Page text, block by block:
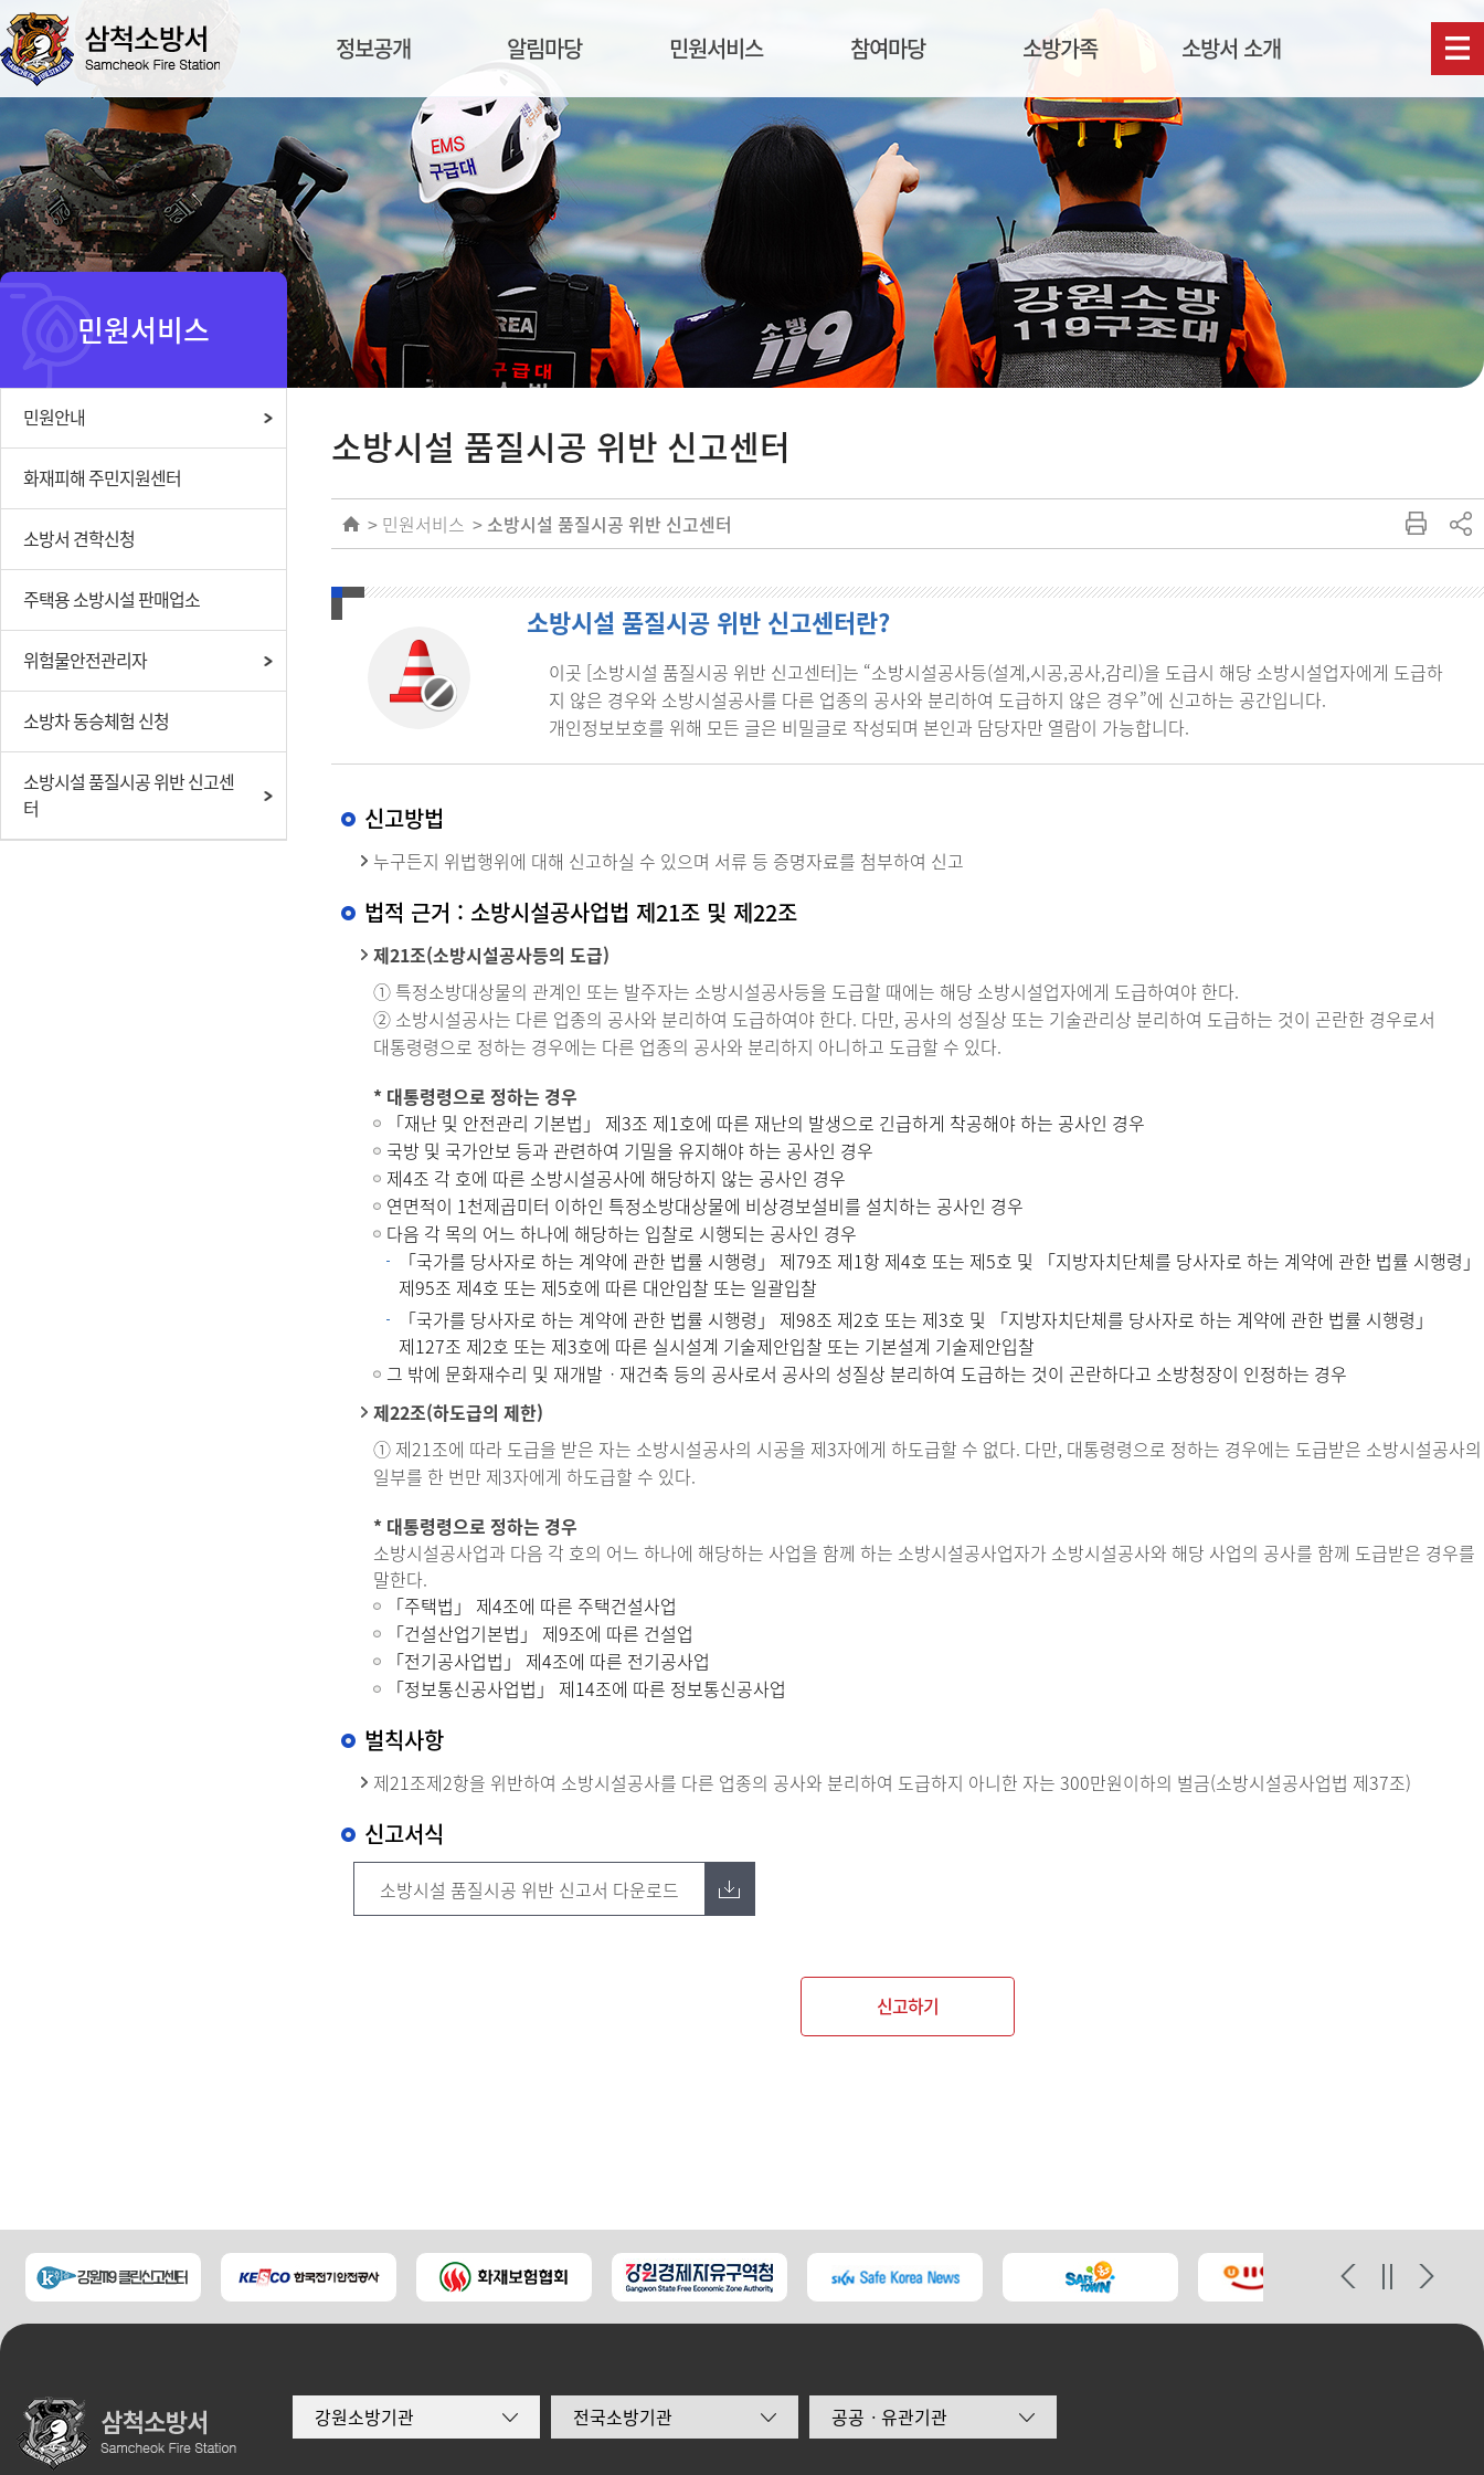
정보공개 알림마당 민원서비스 참여마당 소방가족 소방서 소개
민원서비스
민원안내
화재피해 주민지원센터
소방서 견학신청
주택용 소방시설 판매업소
위험물안전관리자
소방차 동승체험 신청
소방시설 품질시공 위반 신고센
터
소방시설 품질시공 위반 신고센터
민원서비스 소방시설 품질시공 위반 신고센터
소방시설 품질시공 위반 신고센터란?
이곳 [소방시설 품질시공 위반 신고센터]는 “소방시설공사등(설계,시공,공사,감리)을 도급시 해당 소방시설업자에게 도급하
지 않은 경우와 소방시설공사를 다른 업종의 공사와 분리하여 도급하지 않은 경우”에 신고하는 공간입니다.
개인정보보호를 위해 모든 글은 비밀글로 작성되며 본인과 담당자만 열람이 가능합니다.
신고방법
누구든지 위법행위에 대해 신고하실 수 있으며 서류 등 증명자료를 첨부하여 신고
법적 근거 : 소방시설공사업법 제21조 및 제22조
제21조(소방시설공사등의 도급)
① 특정소방대상물의 관계인 또는 발주자는 소방시설공사등을 도급할 때에는 해당 소방시설업자에게 도급하여야 한다.
② 소방시설공사는 다른 업종의 공사와 분리하여 도급하여야 한다. 다만, 공사의 성질상 또는 기술관리상 분리하여 도급하는 것이 곤란한 경우로서
대통령령으로 정하는 경우에는 다른 업종의 공사와 분리하지 아니하고 도급할 수 있다.
* 대통령령으로 정하는 경우
「재난 및 안전관리 기본법」 제3조 제1호에 따른 재난의 발생으로 긴급하게 착공해야 하는 공사인 경우
국방 및 국가안보 등과 관련하여 기밀을 유지해야 하는 공사인 경우
제4조 각 호에 따른 소방시설공사에 해당하지 않는 공사인 경우
연면적이 1천제곱미터 이하인 특정소방대상물에 비상경보설비를 설치하는 공사인 경우
다음 각 목의 어느 하나에 해당하는 입찰로 시행되는 공사인 경우
「국가를 당사자로 하는 계약에 관한 법률 시행령」 제79조 제1항 제4호 또는 제5호 및 「지방자치단체를 당사자로 하는 계약에 관한 법률 시행령」
제95조 제4호 또는 제5호에 따른 대안입찰 또는 일괄입찰
「국가를 당사자로 하는 계약에 관한 법률 시행령」 제98조 제2호 또는 제3호 및 「지방자치단체를 당사자로 하는 계약에 관한 법률 시행령」
제127조 제2호 또는 제3호에 따른 실시설계 기술제안입찰 또는 기본설계 기술제안입찰
그 밖에 문화재수리 및 재개발ㆍ재건축 등의 공사로서 공사의 성질상 분리하여 도급하는 것이 곤란하다고 소방청장이 인정하는 경우
제22조(하도급의 제한)
① 제21조에 따라 도급을 받은 자는 소방시설공사의 시공을 제3자에게 하도급할 수 없다. 다만, 대통령령으로 정하는 경우에는 도급받은 소방시설공사의
일부를 한 번만 제3자에게 하도급할 수 있다.
* 대통령령으로 정하는 경우
소방시설공사업과 다음 각 호의 어느 하나에 해당하는 사업을 함께 하는 소방시설공사업자가 소방시설공사와 해당 사업의 공사를 함께 도급받은 경우를
말한다.
「주택법」 제4조에 따른 주택건설사업
「건설산업기본법」 제9조에 따른 건설업
「전기공사업법」 제4조에 따른 전기공사업
「정보통신공사업법」 제14조에 따른 정보통신공사업
벌칙사항
제21조제2항을 위반하여 소방시설공사를 다른 업종의 공사와 분리하여 도급하지 아니한 자는 300만원이하의 벌금(소방시설공사업법 제37조)
신고서식
소방시설 품질시공 위반 신고서 다운로드
신고하기
강원소방기관 전국소방기관 공공ㆍ유관기관